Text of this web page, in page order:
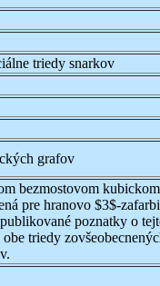
triedy snarkov
grafov
bezmostovom
pre hranovo $3$-
poznatky o
triedy